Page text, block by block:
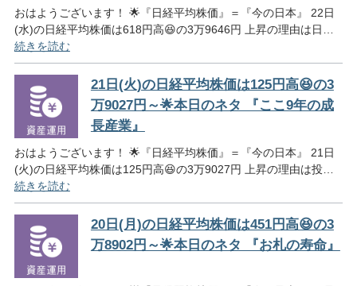
おはようございます！ 🌟『日経平均株価』＝『今の日本』 22日
(水)の日経平均株価は618円高😆の3万9646円 上昇の理由は日…
続きを読む
21日(火)の日経平均株価は125円高😆の3
万9027円～🌟本日のネタ 『ここ9年の成
長産業』
おはようございます！ 🌟『日経平均株価』＝『今の日本』 21日
(火)の日経平均株価は125円高😆の3万9027円 上昇の理由は投…
続きを読む
20日(月)の日経平均株価は451円高😆の3
万8902円～🌟本日のネタ 『お札の寿命』